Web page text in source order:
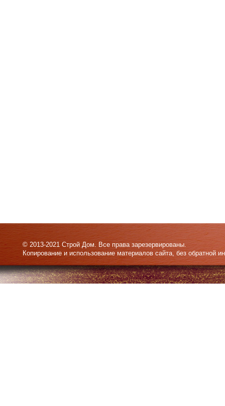
© 2013-2021 Строй Дом. Все права зарезервированы.
Копирование и использование материалов сайта, без обратной